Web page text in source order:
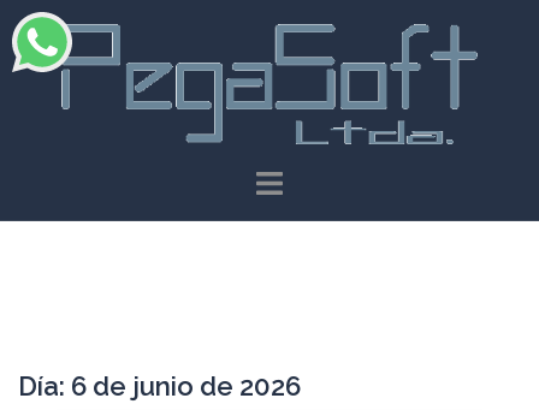
Saltar
al
contenido
Día: 6 de junio de 2026